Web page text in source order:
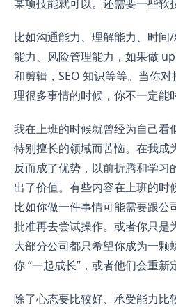
某项技能就可以。还需要一些软
比如沟通能力、理解能力、时间
能力、风险管理能力，如果做
和剪辑，SEO 知识等等。当你
理很多事情的时候，你不一定能
我在上班的时候就曾经为自己看
特别擅长的领域而苦恼。在我成
反而成了优势，以前折腾和学习
出了价值。有些内容在上班的时
比如你做一件事情可能需要跟公
批准再去尝试操作。或者你只是
大部分公司都只希望你成为一颗
你 “一起成长”，或者他们会重新
除了心态要比较好、承受能力比